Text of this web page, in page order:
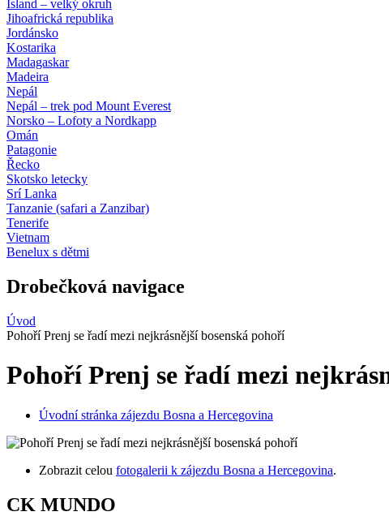
Island – velký okruh
Jihoafrická republika
Jordánsko
Kostarika
Madagaskar
Madeira
Nepál
Nepál – trek pod Mount Everest
Norsko – Lofoty a Nordkapp
Omán
Patagonie
Řecko
Skotsko letecky
Srí Lanka
Tanzanie (safari a Zanzibar)
Tenerife
Vietnam
Benelux s dětmi
Drobečková navigace
Úvod
Pohoří Prenj se řadí mezi nejkrásnější bosenská pohoří
Pohoří Prenj se řadí mezi
Úvodní stránka zájezdu Bosna a Hercegovina
Zobrazit celou fotogalerii k zájezdu Bosna a Hercegovina.
CK MUNDO